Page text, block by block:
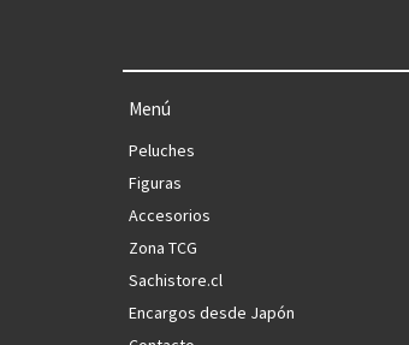
Menú
Peluches
Figuras
Accesorios
Zona TCG
Sachistore.cl
Encargos desde Japón